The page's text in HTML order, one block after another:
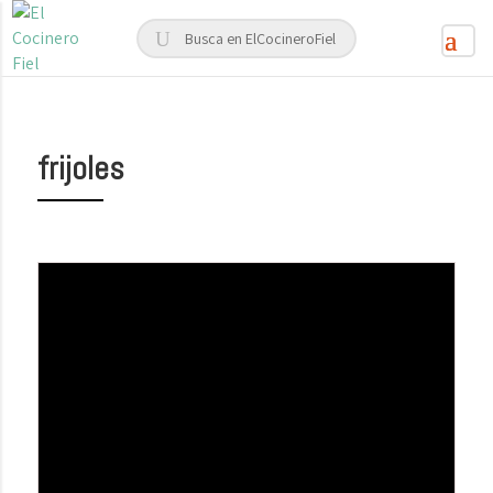
frijoles